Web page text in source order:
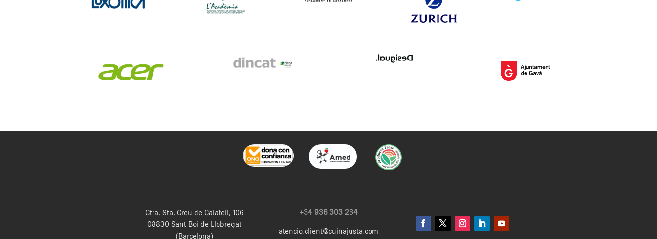
Ctra. Sta. Creu de Calafell, 106
08830 Sant Boi de Llobregat
(Barcelona)
+34 936 303 234
atencio.client@cuinajusta.com